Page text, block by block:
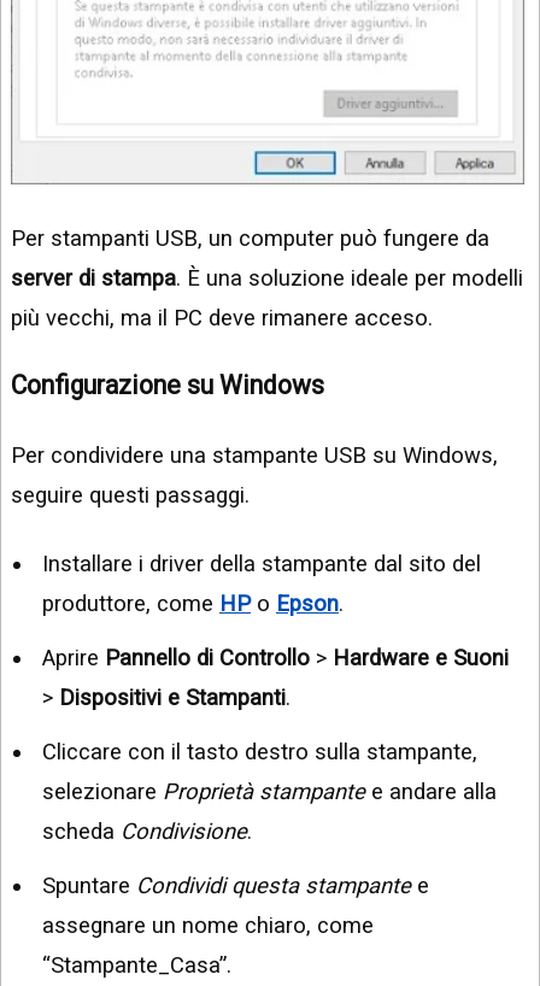
Per stampanti USB, un computer può fungere da
server di stampa. È una soluzione ideale per modelli
più vecchi, ma il PC deve rimanere acceso.
Configurazione su Windows
Per condividere una stampante USB su Windows,
seguire questi passaggi.
Installare i driver della stampante dal sito del
produttore, come HPo Epson.
Aprire Pannello di Controllo > Hardware e Suoni
> Dispositivi e Stampanti.
Cliccare con il tasto destro sulla stampante,
selezionare Proprietà stampantee andare alla
scheda Condivisione.
Spuntare Condividi questa stampantee
assegnare un nome chiaro, come
“Stampante_Casa”.